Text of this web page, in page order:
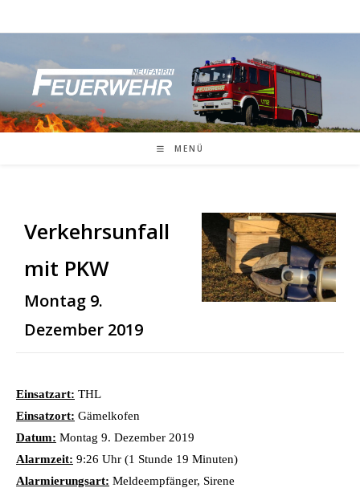
Inhalt
MENÜ
Verkehrsunfall
mit PKW
Montag 9.
Dezember 2019
Einsatzart: THL
Einsatzort: Gämelkofen
Datum: Montag 9. Dezember 2019
Alarmzeit: 9:26 Uhr (1 Stunde 19 Minuten)
Alarmierungsart: Meldeempfänger, Sirene